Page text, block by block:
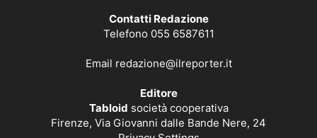
Contatti Redazione
Telefono 055 6587611
Email redazione@ilreporter.it
Editore
Tabloid società cooperativa
Firenze, Via Giovanni dalle Bande Nere, 24